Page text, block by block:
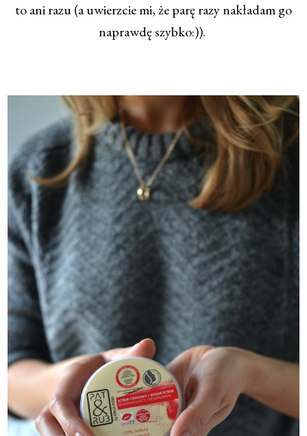
to ani razu (a uwierzcie mi, że parę razy nakładam go
naprawdę szybko:)).